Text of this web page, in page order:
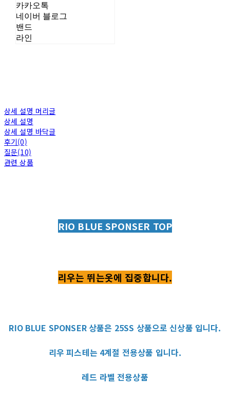
카카오톡
네이버 블로그
밴드
라인
상세 설명 머리글
상세 설명
상세 설명 바닥글
후기(0)
질문(10)
관련 상품
RIO BLUE SPONSER TOP
리우는 뛰는옷에 집중합니다.
RIO BLUE SPONSER 상품은 25SS 상품으로 신상품 입니다.
리우 피스테는 4계절 전용상품 입니다.
레드 라벨 전용상품